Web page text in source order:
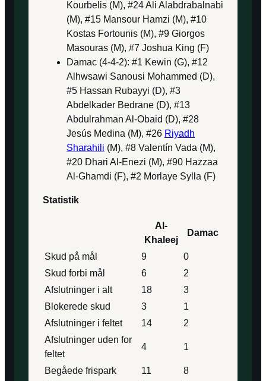
Kourbelis (M), #24 Ali Alabdrabalnabi
(M), #15 Mansour Hamzi (M), #10
Kostas Fortounis (M), #9 Giorgos
Masouras (M), #7 Joshua King (F)
Damac (4-4-2): #1 Kewin (G), #12
Alhwsawi Sanousi Mohammed (D),
#5 Hassan Rubayyi (D), #3
Abdelkader Bedrane (D), #13
Abdulrahman Al-Obaid (D), #28
Jesús Medina (M), #26 Riyadh
Sharahili (M), #8 Valentín Vada (M),
#20 Dhari Al-Enezi (M), #90 Hazzaa
Al-Ghamdi (F), #2 Morlaye Sylla (F)
Statistik
Al-
Khaleej
Damac
Skud på mål 9
0
Skud forbi mål
6
2
Afslutninger i alt
18
3
Blokerede skud
3
1
Afslutninger i feltet
14
2
Afslutninger uden for
feltet
4 1
Begåede frispark 11
8